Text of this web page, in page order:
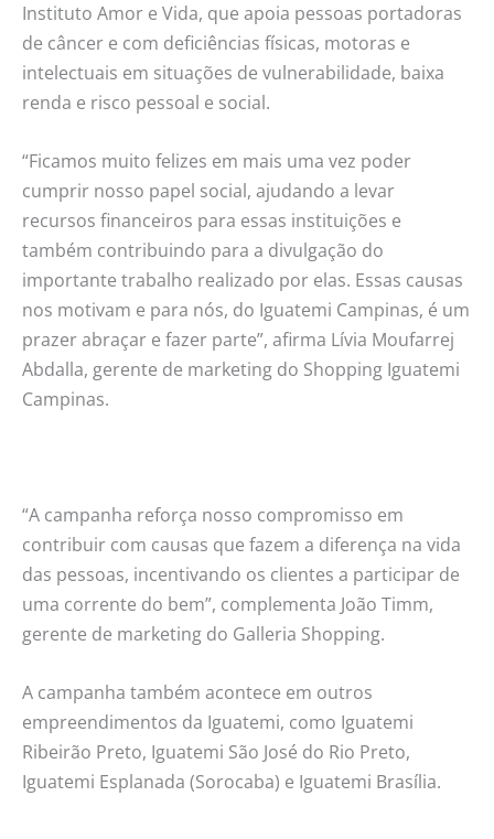
Instituto Amor e Vida, que apoia pessoas portadoras
de câncer e com deficiências físicas, motoras e
intelectuais em situações de vulnerabilidade, baixa
renda e risco pessoal e social.
“Ficamos muito felizes em mais uma vez poder
cumprir nosso papel social, ajudando a levar
recursos financeiros para essas instituições e
também contribuindo para a divulgação do
importante trabalho realizado por elas. Essas causas
nos motivam e para nós, do Iguatemi Campinas, é um
prazer abraçar e fazer parte”, afirma Lívia Moufarrej
Abdalla, gerente de marketing do Shopping Iguatemi
Campinas.
“A campanha reforça nosso compromisso em
contribuir com causas que fazem a diferença na vida
das pessoas, incentivando os clientes a participar de
uma corrente do bem”, complementa João Timm,
gerente de marketing do Galleria Shopping.
A campanha também acontece em outros
empreendimentos da Iguatemi, como Iguatemi
Ribeirão Preto, Iguatemi São José do Rio Preto,
Iguatemi Esplanada (Sorocaba) e Iguatemi Brasília.